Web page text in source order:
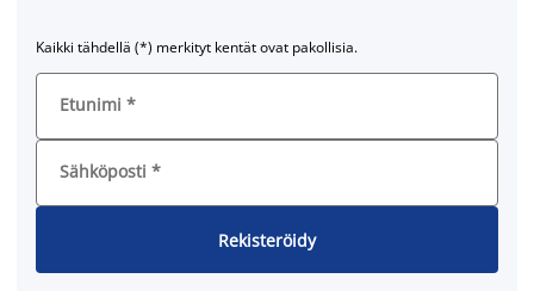
Kaikki tähdellä (*) merkityt kentät ovat pakollisia.
Etunimi *
Sähköposti *
Rekisteröidy